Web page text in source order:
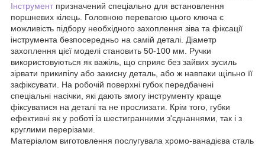
Інструмент призначений спеціально для встановлення
поршневих кілець. Головною перевагою цього ключа є
можливість підбору необхідного захоплення зіва та фіксації
інструмента безпосередньо на самій деталі. Діаметр
захоплення цієї моделі становить 50-100 мм. Ручки
використовуються як важіль, що сприяє без зайвих зусиль
зірвати прикипілу або закисну деталь, або ж навпаки щільно її
зафіксувати. На робочій поверхні губок передбачені
спеціальні насічки, які дають змогу інструменту краще
фіксуватися на деталі та не прослизати. Крім того, губки
ефективні як у роботі із шестигранними з'єднаннями, так і з
круглими перерізами.
Матеріалом виготовлення послугувала хромо-ванадієва сталь